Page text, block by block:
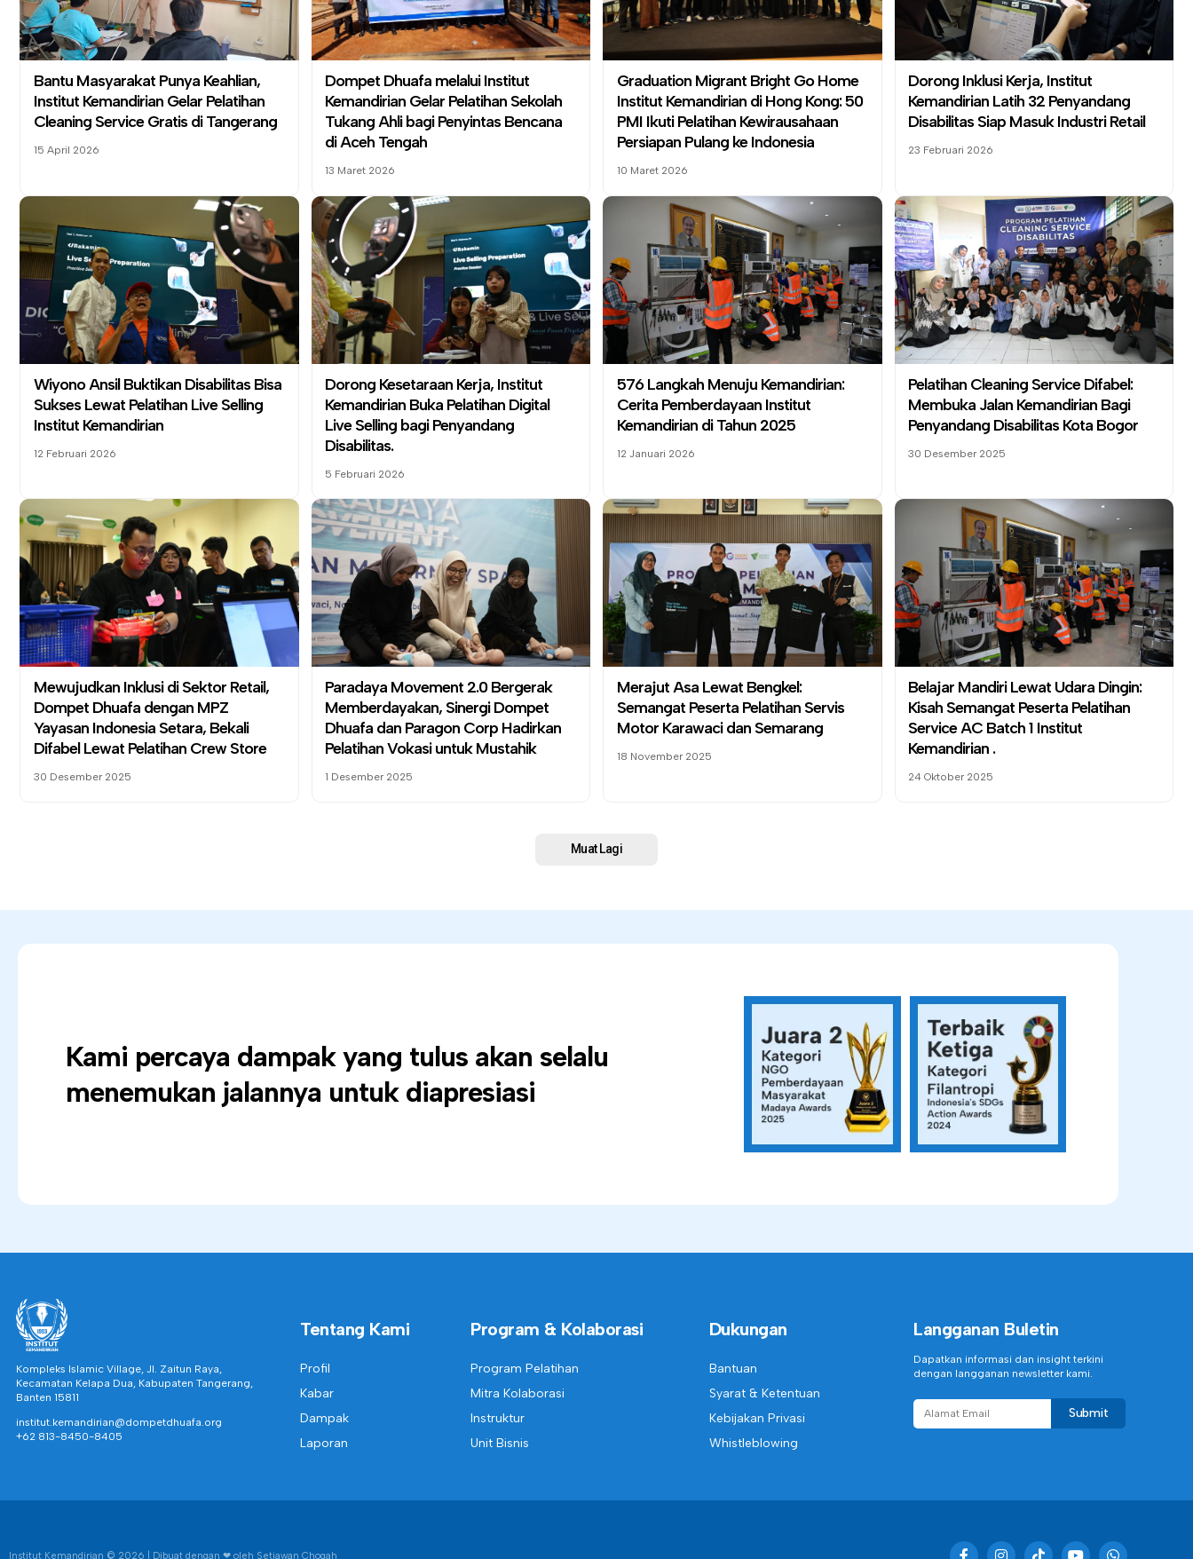
Bantu Masyarakat Punya Keahlian,
Institut KemandirianGelar Pelatihan
Cleaning Service Gratis di Tangerang
15 April 2026
Dompet Dhuafa melaluiInstitut
Kemandirian Gelar Pelatihan Sekolah
Tukang Ahli bagi Penyintas Bencana
di Aceh Tengah
13 Maret 2026
Graduation Migrant Bright Go Home
Institut Kemandiriandi Hong Kong: 50
PMI Ikuti Pelatihan Kewirausahaan
Persiapan Pulang ke Indonesia
10 Maret 2026
Dorong Inklusi Kerja, Institut
Kemandirian Latih 32 Penyandang
Disabilitas Siap Masuk Industri Retail
23 Februari 2026
Wiyono Ansil Buktikan Disabilitas Bisa
Sukses Lewat Pelatihan Live Selling
Institut Kemandirian
12 Februari 2026
Dorong Kesetaraan Kerja, Institut
Kemandirian Buka Pelatihan Digital
Live Selling bagi Penyandang
Disabilitas.
5 Februari 2026
576 Langkah Menuju Kemandirian:
Cerita Pemberdayaan Institut
Kemandiriandi Tahun 2025
12 Januari 2026
Pelatihan Cleaning Service Difabel:
Membuka Jalan Kemandirian Bagi
Penyandang Disabilitas Kota Bogor
30 Desember 2025
Mewujudkan Inklusi di Sektor Retail,
Dompet Dhuafa dengan MPZ
Yayasan Indonesia Setara, Bekali
Difabel Lewat Pelatihan Crew Store
30 Desember 2025
Paradaya Movement 2.0 Bergerak
Memberdayakan, Sinergi Dompet
Dhuafa dan Paragon Corp Hadirkan
Pelatihan Vokasi untuk Mustahik
1 Desember 2025
Merajut Asa Lewat Bengkel:
Semangat Peserta Pelatihan Servis
Motor Karawaci dan Semarang
18 November 2025
Belajar Mandiri Lewat Udara Dingin:
Kisah Semangat Peserta Pelatihan
Service AC Batch 1 Institut
Kemandirian .
24 Oktober 2025
Muat Lagi
Kami percaya dampak yang tulus akan selalu
menemukan jalannya untuk diapresiasi
Kompleks Islamic Village, Jl. Zaitun Raya,
Kecamatan Kelapa Dua, Kabupaten Tangerang,
Banten 15811
institut.kemandirian@dompetdhuafa.org
+62 813-8450-8405
Tentang Kami
Profil
Kabar
Dampak
Laporan
Program & Kolaborasi
Program Pelatihan
Mitra Kolaborasi
Instruktur
Unit Bisnis
Dukungan
Bantuan
Syarat & Ketentuan
Kebijakan Privasi
Whistleblowing
Langganan Buletin
Dapatkan informasi dan insight terkini
dengan langganan newsletter kami.
Submit
Institut Kemandirian © 2026 | Dibuat dengan ❤︎ oleh Setiawan Chogah